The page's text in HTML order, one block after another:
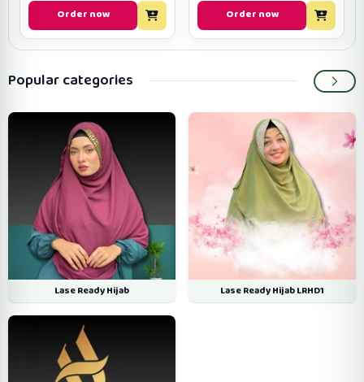
Order now
Order now
Popular categories
Lase Ready Hijab Lase Ready Hijab LRHD1